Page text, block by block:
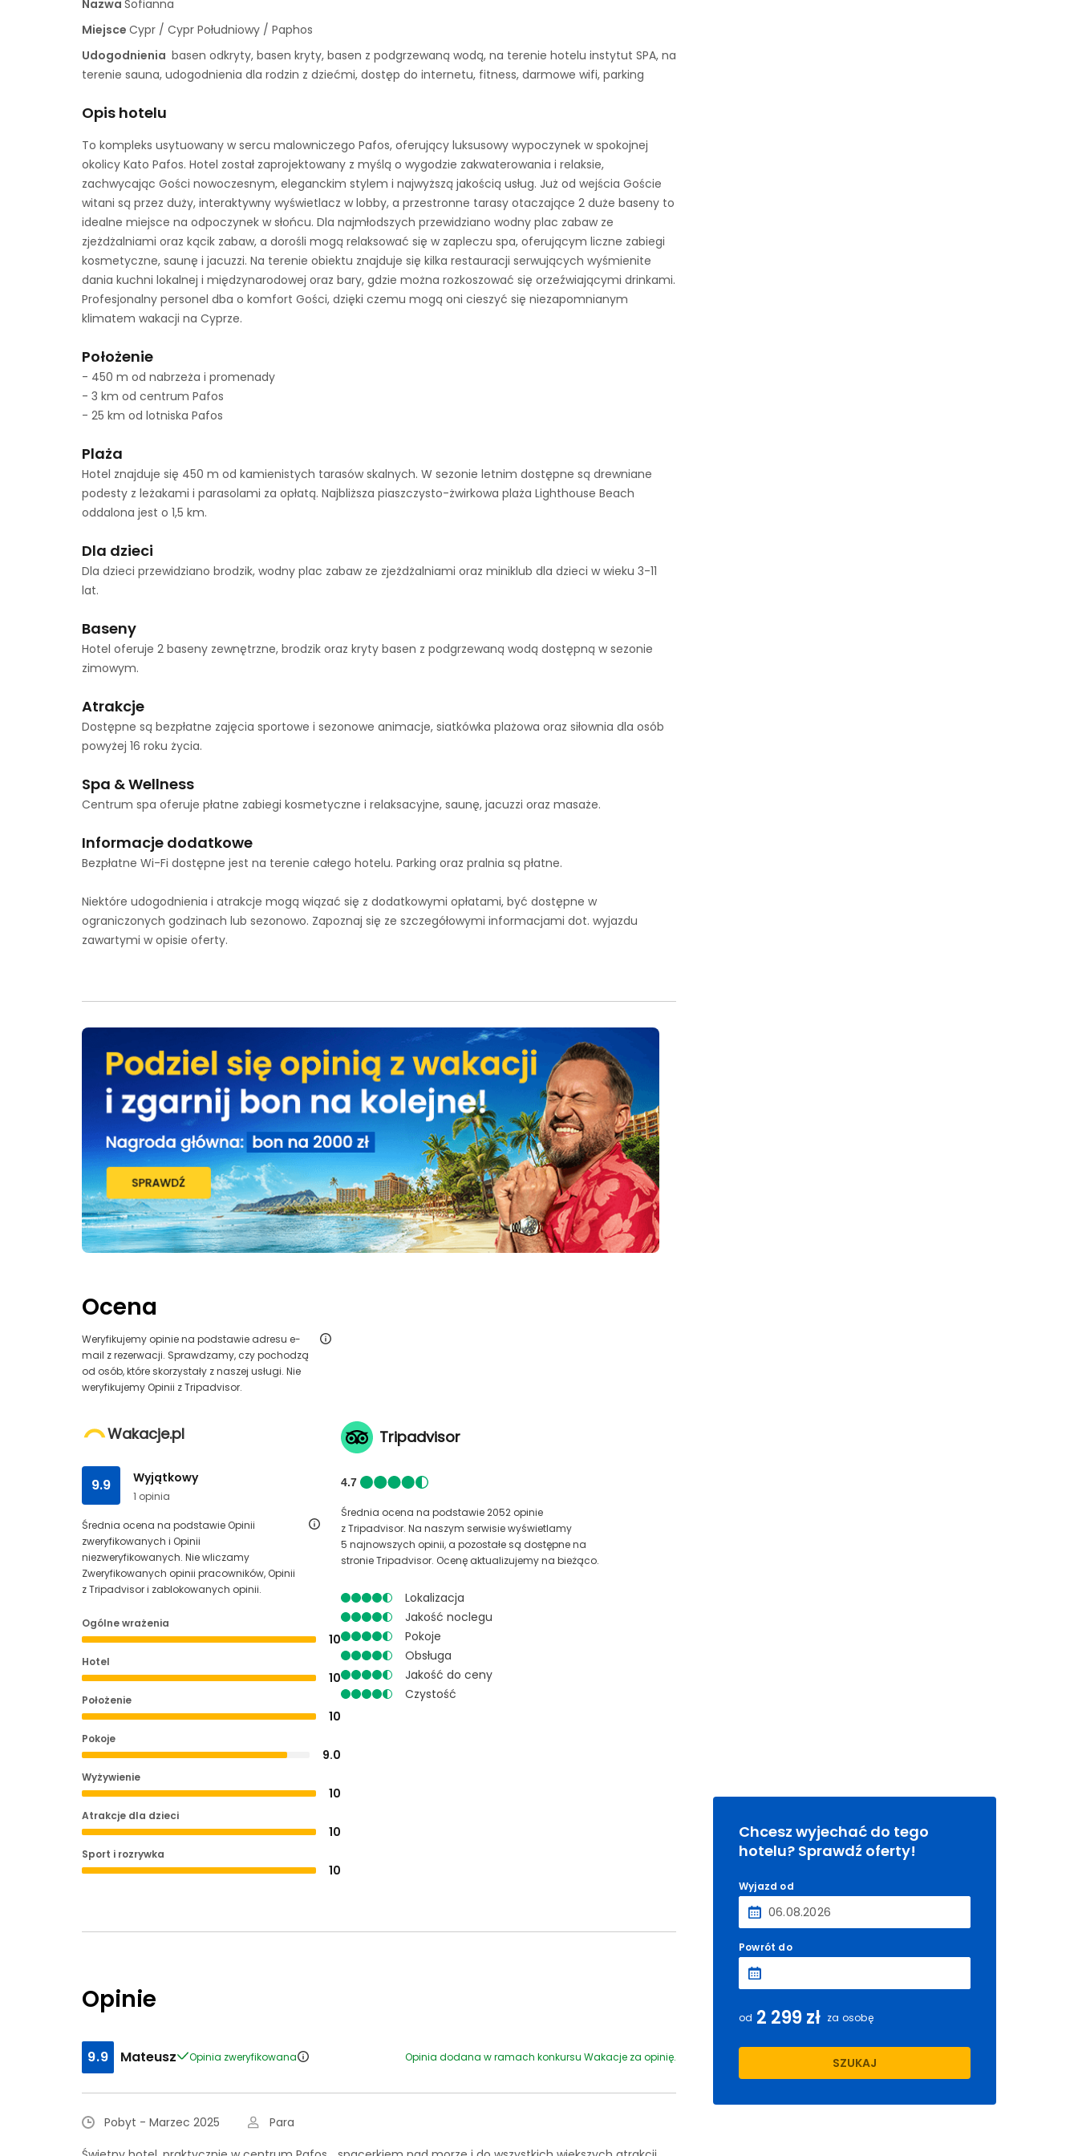
Chcesz wyjechać do tego
hotelu? Sprawdź oferty!
Wyjazd od
Powrót do
od 2 299 zł za osobę
SZUKAJ
Nazwa Sofianna
Miejsce Cypr / Cypr Południowy / Paphos
Udogodnienia basen odkryty, basen kryty, basen z podgrzewaną wodą, na terenie hotelu instytut SPA, na
terenie sauna, udogodnienia dla rodzin z dziećmi, dostęp do internetu, fitness, darmowe wifi, parking
Opis hotelu
To kompleks usytuowany w sercu malowniczego Pafos, oferujący luksusowy wypoczynek w spokojnej
okolicy Kato Pafos. Hotel został zaprojektowany z myślą o wygodzie zakwaterowania i relaksie,
zachwycając Gości nowoczesnym, eleganckim stylem i najwyższą jakością usług. Już od wejścia Goście
witani są przez duży, interaktywny wyświetlacz w lobby, a przestronne tarasy otaczające 2 duże baseny to
idealne miejsce na odpoczynek w słońcu. Dla najmłodszych przewidziano wodny plac zabaw ze
zjeżdżalniami oraz kącik zabaw, a dorośli mogą relaksować się w zapleczu spa, oferującym liczne zabiegi
kosmetyczne, saunę i jacuzzi. Na terenie obiektu znajduje się kilka restauracji serwujących wyśmienite
dania kuchni lokalnej i międzynarodowej oraz bary, gdzie można rozkoszować się orzeźwiającymi drinkami.
Profesjonalny personel dba o komfort Gości, dzięki czemu mogą oni cieszyć się niezapomnianym
klimatem wakacji na Cyprze.
Położenie
- 450 m od nabrzeża i promenady
- 3 km od centrum Pafos
- 25 km od lotniska Pafos
Plaża
Hotel znajduje się 450 m od kamienistych tarasów skalnych. W sezonie letnim dostępne są drewniane
podesty z leżakami i parasolami za opłatą. Najbliższa piaszczysto-żwirkowa plaża Lighthouse Beach
oddalona jest o 1,5 km.
Dla dzieci
Dla dzieci przewidziano brodzik, wodny plac zabaw ze zjeżdżalniami oraz miniklub dla dzieci w wieku 3-11
lat.
Baseny
Hotel oferuje 2 baseny zewnętrzne, brodzik oraz kryty basen z podgrzewaną wodą dostępną w sezonie
zimowym.
Atrakcje
Dostępne są bezpłatne zajęcia sportowe i sezonowe animacje, siatkówka plażowa oraz siłownia dla osób
powyżej 16 roku życia.
Spa & Wellness
Centrum spa oferuje płatne zabiegi kosmetyczne i relaksacyjne, saunę, jacuzzi oraz masaże.
Informacje dodatkowe
Bezpłatne Wi-Fi dostępne jest na terenie całego hotelu. Parking oraz pralnia są płatne.
Niektóre udogodnienia i atrakcje mogą wiązać się z dodatkowymi opłatami, być dostępne w
ograniczonych godzinach lub sezonowo. Zapoznaj się ze szczegółowymi informacjami dot. wyjazdu
zawartymi w opisie oferty.
Ocena
Weryfikujemy opinie na podstawie adresu e-
mail z rezerwacji. Sprawdzamy, czy pochodzą
od osób, które skorzystały z naszej usługi. Nie
weryfikujemy Opinii z Tripadvisor.
Wakacje.pl
9.9 Wyjątkowy
1 opinia
Średnia ocena na podstawie Opinii
zweryfikowanych i Opinii
niezweryfikowanych. Nie wliczamy
Zweryfikowanych opinii pracowników, Opinii
z Tripadvisor i zablokowanych opinii.
Ogólne wrażenia
10
Hotel
10
Położenie
10
Pokoje
9.0
Wyżywienie
10
Atrakcje dla dzieci
10
Sport i rozrywka
10
Tripadvisor
4.7
Średnia ocena na podstawie 2052 opinie
z Tripadvisor. Na naszym serwisie wyświetlamy
5 najnowszych opinii, a pozostałe są dostępne na
stronie Tripadvisor. Ocenę aktualizujemy na bieżąco.
Lokalizacja
Jakość noclegu
Pokoje
Obsługa
Jakość do ceny
Czystość
Opinie
9.9 Mateusz Opinia zweryfikowana Opinia dodana w ramach konkursu Wakacje za opinię.
Pobyt - Marzec 2025
Para